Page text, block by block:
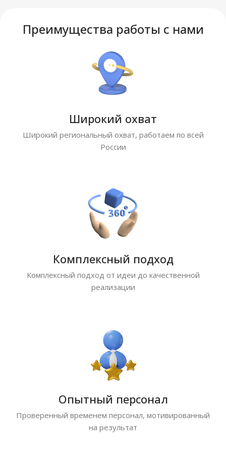
Преимущества работы с нами
Широкий охват
Широкий региональный охват, работаем по всей
России
Комплексный подход
Комплексный подход от идеи до качественной
реализации
Опытный персонал
Проверенный временем персонал, мотивированный
на результат